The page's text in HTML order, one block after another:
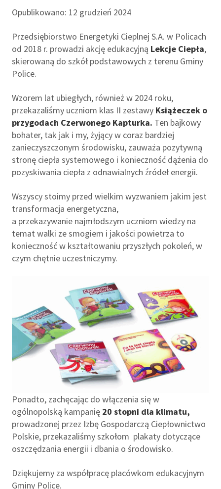
Opublikowano: 12 grudzień 2024
Przedsiębiorstwo Energetyki Cieplnej S.A. w Policach
od 2018 r. prowadzi akcję edukacyjną Lekcje Ciepła,
skierowaną do szkół podstawowych z terenu Gminy
Police.
Wzorem lat ubiegłych, również w 2024 roku,
przekazaliśmy uczniom klas II zestawy Książeczek o
przygodach Czerwonego Kapturka. Ten bajkowy
bohater, tak jak i my, żyjący w coraz bardziej
zanieczyszczonym środowisku, zauważa pozytywną
stronę ciepła systemowego i konieczność dążenia do
pozyskiwania ciepła z odnawialnych źródeł energii.
Wszyscy stoimy przed wielkim wyzwaniem jakim jest
transformacja energetyczna,
a przekazywanie najmłodszym uczniom wiedzy na
temat walki ze smogiem i jakości powietrza to
konieczność w kształtowaniu przyszłych pokoleń, w
czym chętnie uczestniczymy.
Ponadto, zachęcając do włączenia się w
ogólnopolską kampanię 20 stopni dla klimatu,
prowadzonej przez Izbę Gospodarczą Ciepłownictwo
Polskie, przekazaliśmy szkołom plakaty dotyczące
oszczędzania energii i dbania o środowisko.
Dziękujemy za współpracę placówkom edukacyjnym
Gminy Police.